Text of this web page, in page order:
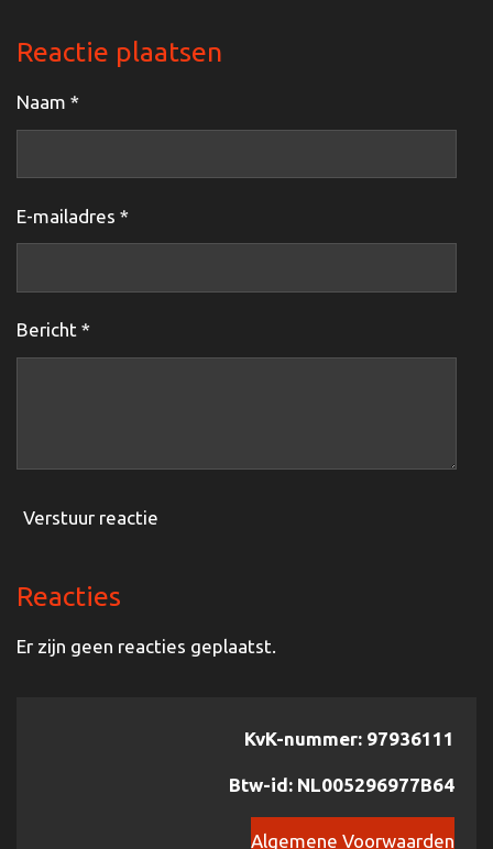
e
n
l
r
e
e
n
Reactie plaatsen
Naam *
E-mailadres *
Bericht *
Verstuur reactie
Reacties
Er zijn geen reacties geplaatst.
KvK-nummer: 97936111
Btw-id: NL005296977B64
Algemene Voorwaarden